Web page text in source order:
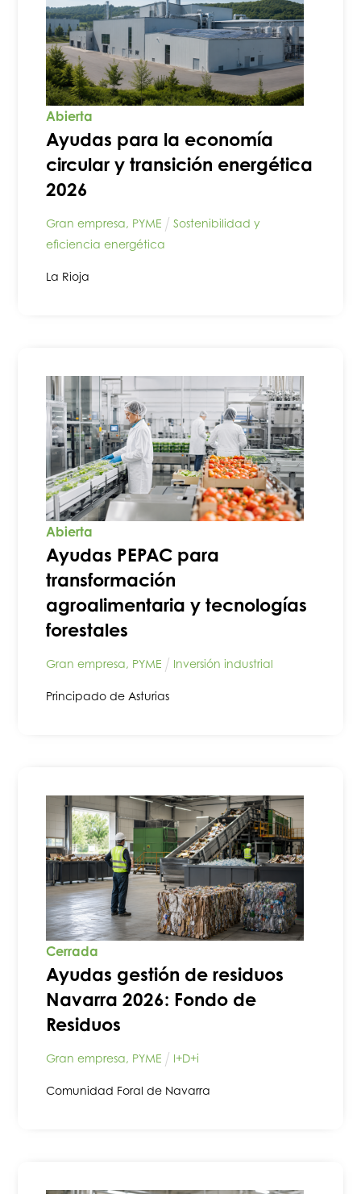
Abierta
Ayudas para la economía
circular y transición energética
2026
Gran empresa, PYME
Sostenibilidad y
eficiencia energética
La Rioja
Abierta
Ayudas PEPAC para
transformación
agroalimentaria y tecnologías
forestales
Gran empresa, PYME Inversión industrial
Principado de Asturias
Cerrada
Ayudas gestión de residuos
Navarra 2026: Fondo de
Residuos
Gran empresa, PYME I+D+i
Comunidad Foral de Navarra